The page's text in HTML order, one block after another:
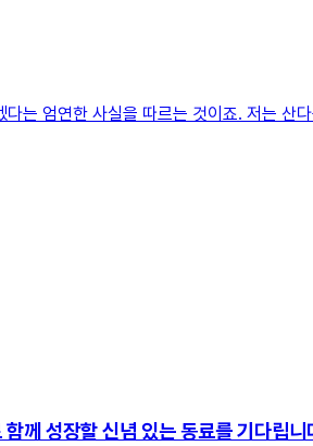
는 엄연한 사실을 따르는 것이죠. 저는
께 성장할 신념 있는 동료를 기다립니